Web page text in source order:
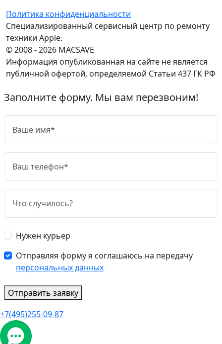
Политика конфиденциальности
Специализированный сервисный центр по ремонту
техники Apple.
© 2008 - 2026 MACSAVE
Информация опубликованная на сайте не является
публичной офертой, определяемой Статьи 437 ГК РФ
Заполните форму. Мы вам перезвоним!
Нужен курьер
Отправляя форму я соглашаюсь на передачу
персональных данных
Отправить заявку
+7(495)255-09-87